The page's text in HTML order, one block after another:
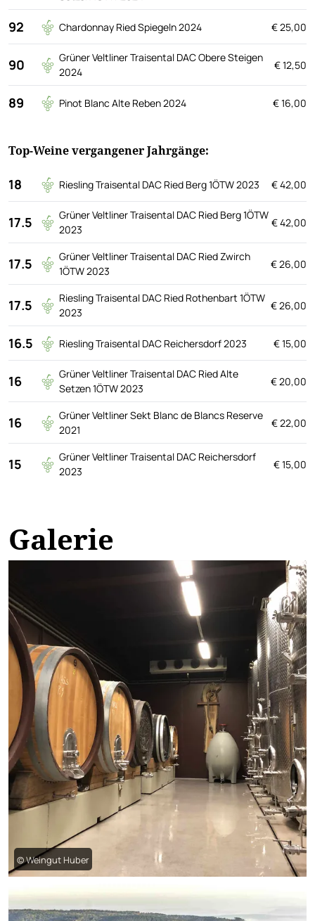
92 Chardonnay Ried Spiegeln 2024 € 25,00
90
Grüner Veltliner Traisental DAC Obere Steigen
2024
€ 12,50
89 Pinot Blanc Alte Reben 2024 € 16,00
Top-Weine vergangener Jahrgänge:
18 Riesling Traisental DAC Ried Berg 1ÖTW 2023 € 42,00
17.5
Grüner Veltliner Traisental DAC Ried Berg 1ÖTW
2023
€ 42,00
17.5
Grüner Veltliner Traisental DAC Ried Zwirch
1ÖTW 2023
€ 26,00
17.5
Riesling Traisental DAC Ried Rothenbart 1ÖTW
2023
€ 26,00
16.5 Riesling Traisental DAC Reichersdorf 2023 € 15,00
16
Grüner Veltliner Traisental DAC Ried Alte
Setzen 1ÖTW 2023
€ 20,00
16
Grüner Veltliner Sekt Blanc de Blancs Reserve
2021
€ 22,00
15
Grüner Veltliner Traisental DAC Reichersdorf
2023
€ 15,00
Galerie
© Weingut Huber